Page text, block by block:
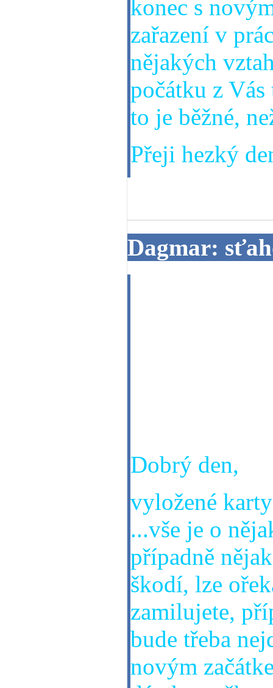
konec s
zařazení v
nějakých
počátku z
to je běžné,
Přeji hezký
Dagmar:
Dobrý den,
vyložené
...vše je o
případně
škodí, lze
zamilujete,
bude třeba
novým